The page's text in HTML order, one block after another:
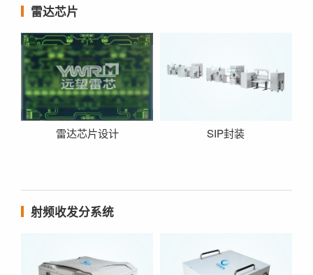
雷达芯片
雷达芯片设计 SIP封装
射频收发分系统